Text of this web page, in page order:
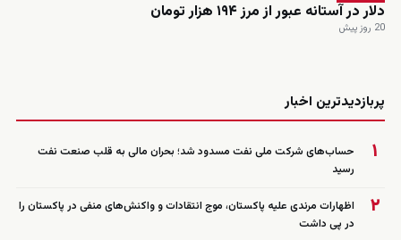
دلار در آستانه عبور از مرز ۱۹۴ هزار تومان
20 روز پیش
پربازدیدترین اخبار
۱
حساب‌های شرکت ملی نفت مسدود شد؛ بحران مالی به قلب صنعت نفت
رسید
۲
اظهارات مرندی علیه پاکستان، موج انتقادات و واکنش‌های منفی در پاکستان را
در پی داشت